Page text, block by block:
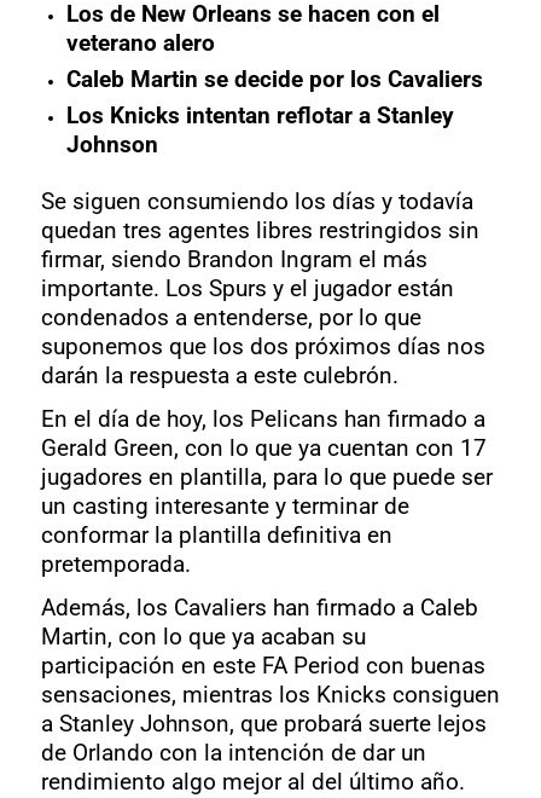
Los de New Orleans se hacen con el
veterano alero
Caleb Martin se decide por los Cavaliers
Los Knicks intentan reflotar a Stanley
Johnson
Se siguen consumiendo los días y todavía
quedan tres agentes libres restringidos sin
firmar, siendo Brandon Ingram el más
importante. Los Spurs y el jugador están
condenados a entenderse, por lo que
suponemos que los dos próximos días nos
darán la respuesta a este culebrón.
En el día de hoy, los Pelicans han firmado a
Gerald Green, con lo que ya cuentan con 17
jugadores en plantilla, para lo que puede ser
un casting interesante y terminar de
conformar la plantilla definitiva en
pretemporada.
Además, los Cavaliers han firmado a Caleb
Martin, con lo que ya acaban su
participación en este FA Period con buenas
sensaciones, mientras los Knicks consiguen
a Stanley Johnson, que probará suerte lejos
de Orlando con la intención de dar un
rendimiento algo mejor al del último año.